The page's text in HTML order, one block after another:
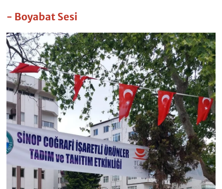
- Boyabat Sesi